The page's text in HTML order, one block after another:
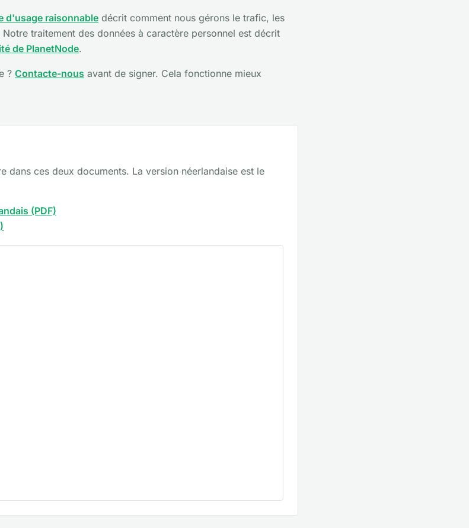
d'usage raisonnable décrit comment nous gérons le trafic, les
traitement des données à caractère personnel est décrit
de PlanetNode.
? Contacte-nous avant de signer. Cela fonctionne mieux
dans ces deux documents. La version néerlandaise est le
(PDF)